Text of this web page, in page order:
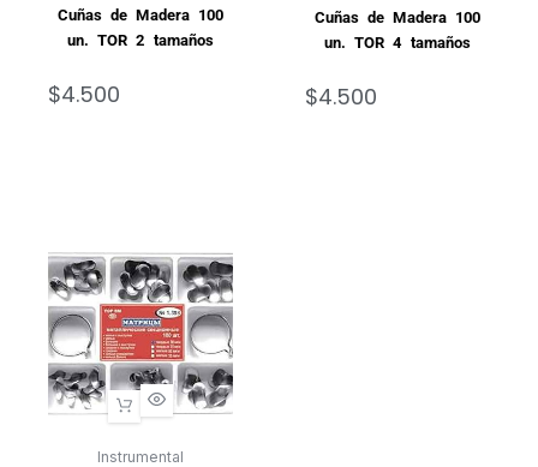
Cuñas de Madera 100
un. TOR 2 tamaños
$4.500
Cuñas de Madera 100
un. TOR 4 tamaños
$4.500
Instrumental